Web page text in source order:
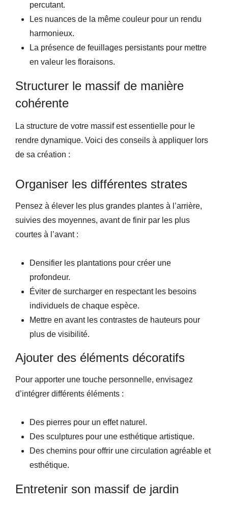
percutant.
Les nuances de la même couleur pour un rendu
harmonieux.
La présence de feuillages persistants pour mettre
en valeur les floraisons.
Structurer le massif de manière
cohérente
La structure de votre massif est essentielle pour le
rendre dynamique. Voici des conseils à appliquer lors
de sa création :
Organiser les différentes strates
Pensez à élever les plus grandes plantes à l’arrière,
suivies des moyennes, avant de finir par les plus
courtes à l’avant :
Densifier les plantations pour créer une
profondeur.
Éviter de surcharger en respectant les besoins
individuels de chaque espèce.
Mettre en avant les contrastes de hauteurs pour
plus de visibilité.
Ajouter des éléments décoratifs
Pour apporter une touche personnelle, envisagez
d’intégrer différents éléments :
Des pierres pour un effet naturel.
Des sculptures pour une esthétique artistique.
Des chemins pour offrir une circulation agréable et
esthétique.
Entretenir son massif de jardin